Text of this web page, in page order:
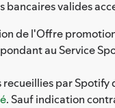
valides
de l'Offre
au Service
recueillies par
. Sauf indication